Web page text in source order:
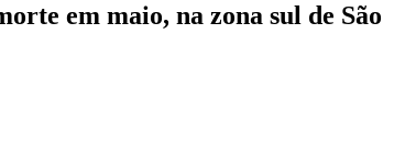
em maio, na zona sul de São